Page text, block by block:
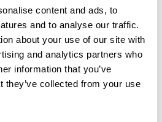
content and ads, to
and to analyse our traffic.
about your use of our site with
and analytics partners who
information that you’ve
they’ve collected from your use
primo a inviare una recensione!
una recensione